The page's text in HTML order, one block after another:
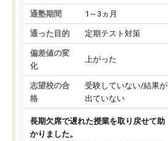
通塾期間 1～3ヵ月
通った目的 定期テスト対策
偏差値の変
化
上がった
志望校の合
格
受験していない/結果が
出ていない
長期欠席で遅れた授業を取り戻せて助
かりました。